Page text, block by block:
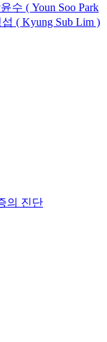
수 ( Youn Soo Park
( Kyung Sub Lim )
의 진단